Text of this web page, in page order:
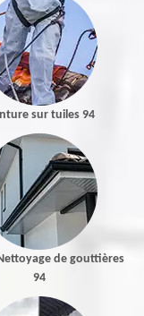
sur tuiles 94
de gouttières
94